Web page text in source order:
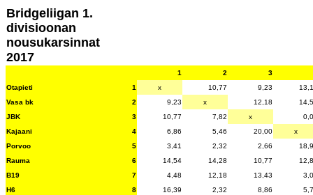
Bridgeliigan 1.
divisioonan
nousukarsinnat
2017
1 2
3
Otapieti
1 x 10,77 9,23
Vasa bk
2 9,23 x 12,18
JBK
3 10,77 7,82 x
Kajaani
4 6,86 5,46 20,00
x
Porvoo
5 3,41 2,32 2,66
Rauma
6 14,54 14,28 10,77
B19
7 4,48 12,18 13,43
H6
8 16,39 2,32 8,86